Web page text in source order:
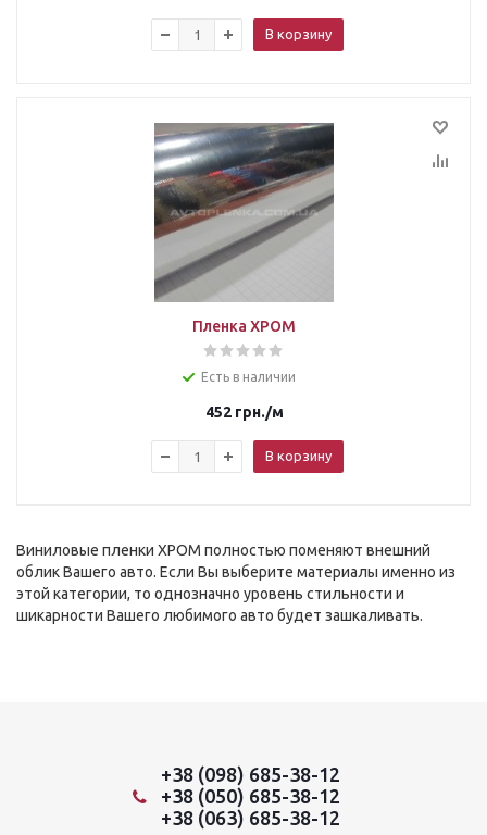
В корзину
Пленка ХРОМ
Есть в наличии
452грн./м
В корзину
Виниловые пленки ХРОМ полностью поменяют внешний
облик Вашего авто. Если Вы выберите материалы именно из
этой категории, то однозначно уровень стильности и
шикарности Вашего любимого авто будет зашкаливать.
+38 (098) 685-38-12
+38 (050) 685-38-12
+38 (063) 685-38-12